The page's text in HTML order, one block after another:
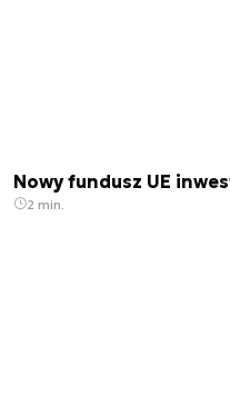
Nowy fundusz UE
2 min.